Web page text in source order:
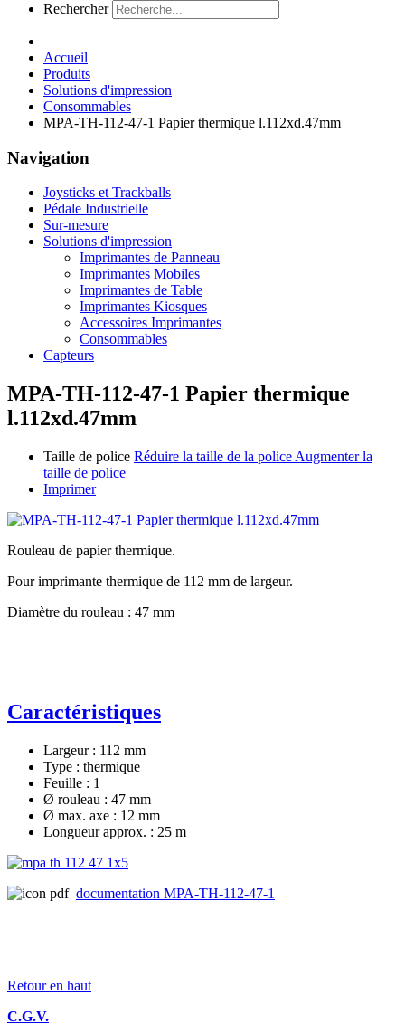
Rechercher
Accueil
Produits
Solutions d'impression
Consommables
MPA-TH-112-47-1 Papier thermique l.112xd.47mm
Navigation
Joysticks et Trackballs
Pédale Industrielle
Sur-mesure
Solutions d'impression
Imprimantes de Panneau
Imprimantes Mobiles
Imprimantes de Table
Imprimantes Kiosques
Accessoires Imprimantes
Consommables
Capteurs
MPA-TH-112-47-1 Papier thermique
l.112xd.47mm
Taille de police Réduire la taille de la police Augmenter la
taille de police
Imprimer
Rouleau de papier thermique.
Pour imprimante thermique de 112 mm de largeur.
Diamètre du rouleau : 47 mm
Caractéristiques
Largeur : 112 mm
Type : thermique
Feuille : 1
Ø rouleau : 47 mm
Ø max. axe : 12 mm
Longueur approx. : 25 m
documentation MPA-TH-112-47-1
Retour en haut
C.G.V.